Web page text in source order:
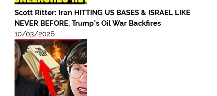
Scott Ritter: Iran HITTING US BASES & ISRAEL LIKE
NEVER BEFORE, Trump’s Oil War Backfires
10/03/2026